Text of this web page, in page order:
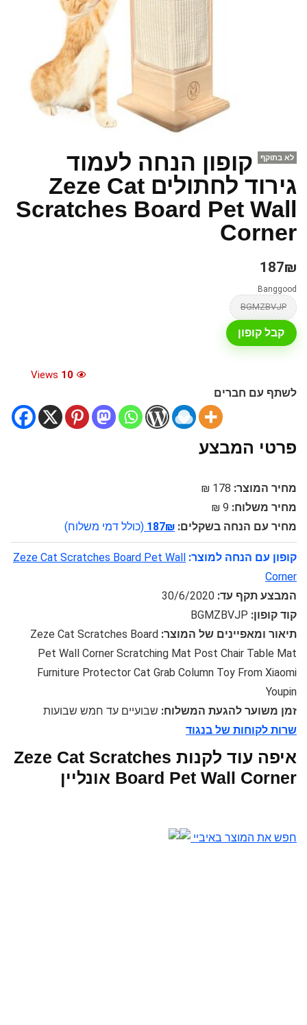
לא בתוקף
קופון הנחה לעמוד
גירוד לחתולים Zeze Cat
Scratches Board Pet Wall
Corner
187₪
Banggood
BGMZBVJP
קבל קופון
10
לשתף עם חברים
פרטי המבצע
מחיר המוצר: 178 ₪
מחיר משלוח: 9 ₪
מחיר עם הנחה בשקלים: 187₪ (כולל דמי משלוח)
קופון עם הנחה למוצר: Zeze Cat Scratches Board Pet Wall
Corner
המבצע תקף עד: 30/6/2020
קוד קופון: BGMZBVJP
תיאור ומאפיינים של המוצר: Zeze Cat Scratches Board
Pet Wall Corner Scratching Mat Post Chair Table Mat
Furniture Protector Cat Grab Column Toy From Xiaomi
Youpin
זמן משוער להגעת המשלוח: שבועיים עד חמש שבועות
שרות לקוחות של בנגוד
איפה עוד לקנות Zeze Cat Scratches
Board Pet Wall Corner אונליין
חפש את המוצר באיביי